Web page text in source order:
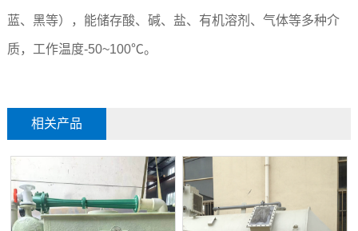
蓝、黑等），能储存酸、碱、盐、有机溶剂、气体等多种介
质，工作温度-50~100℃。
相关产品